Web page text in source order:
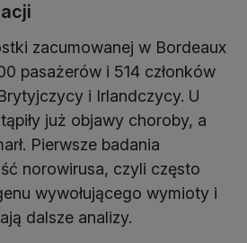
zacumowanej w Bordeaux
pasażerów i 514 członków
i Irlandczycy. U
już objawy choroby, a
Pierwsze badania
norowirusa, czyli często
wywołującego wymioty i
dalsze analizy.